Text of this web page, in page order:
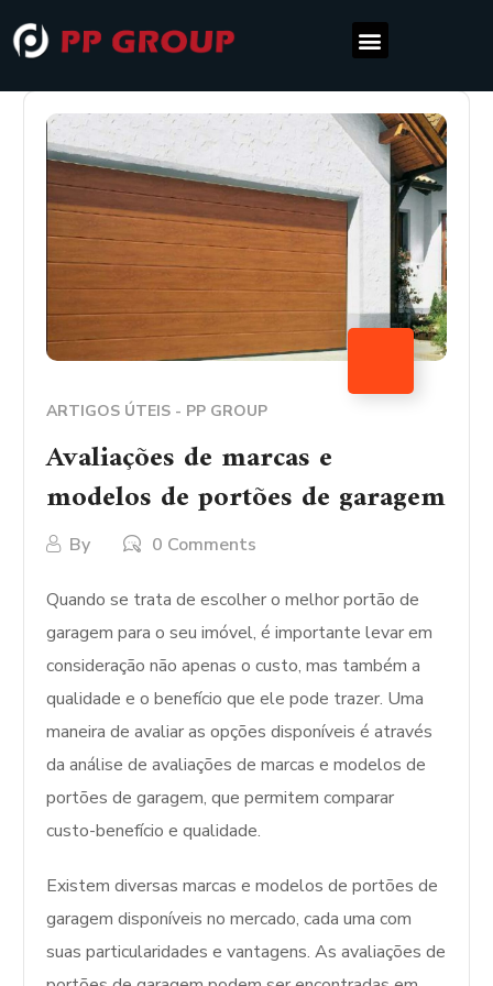
ARTIGOS ÚTEIS - PP GROUP
Avaliações de marcas e
modelos de portões de garagem
By 0 Comments
Quando se trata de escolher o melhor portão de
garagem para o seu imóvel, é importante levar em
consideração não apenas o custo, mas também a
qualidade e o benefício que ele pode trazer. Uma
maneira de avaliar as opções disponíveis é através
da análise de avaliações de marcas e modelos de
portões de garagem, que permitem comparar
custo-benefício e qualidade.
Existem diversas marcas e modelos de portões de
garagem disponíveis no mercado, cada uma com
suas particularidades e vantagens. As avaliações de